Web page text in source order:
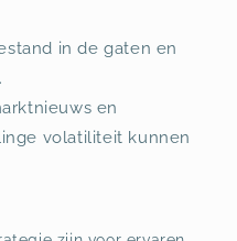
in de gaten en
en
volatiliteit kunnen